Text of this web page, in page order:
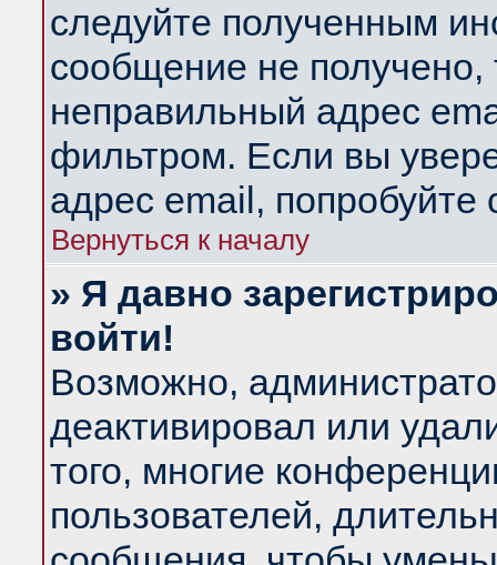
следуйте полученным
сообщение не получено,
неправильный адрес
фильтром. Если вы
адрес email, попробуйте
Вернуться к началу
» Я давно
войти!
Возможно,
деактивировал или
того, многие
пользователей,